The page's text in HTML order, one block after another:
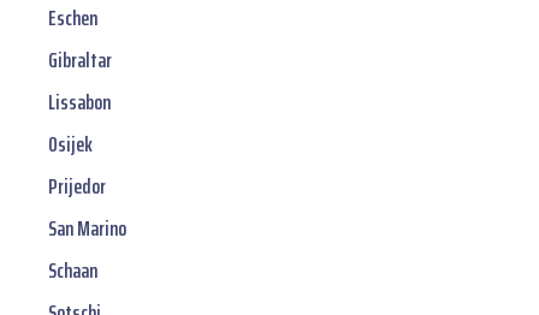
Eschen
Gibraltar
Lissabon
Osijek
Prijedor
San Marino
Schaan